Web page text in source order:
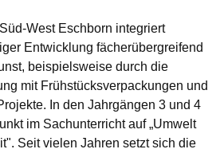
West Eschborn integriert
Entwicklung fächerübergreifend
beispielsweise durch die
mit Frühstücksverpackungen und
In den Jahrgängen 3 und 4
im Sachunterricht auf „Umwelt
Seit vielen Jahren setzt sich die